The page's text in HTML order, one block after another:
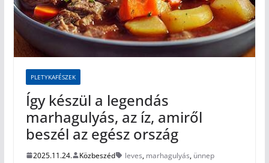
PLETYKAFÉSZEK
Így készül a legendás
marhagulyás, az íz, amiről
beszél az egész ország
2025.11.24. Közbeszéd leves, marhagulyás, ünnep